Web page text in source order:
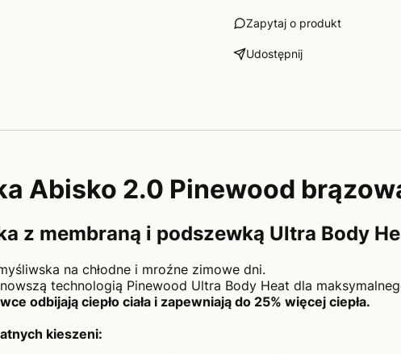
Zapytaj o produkt
Udostępnij
Abisko 2.0 Pinewood
z membraną i podszewką Ultra Body
na chłodne i mroźne zimowe dni.
technologią Pinewood Ultra Body Heat dla
odbijają ciepło ciała i zapewniają do 25% więcej ciepła.
kieszeni: